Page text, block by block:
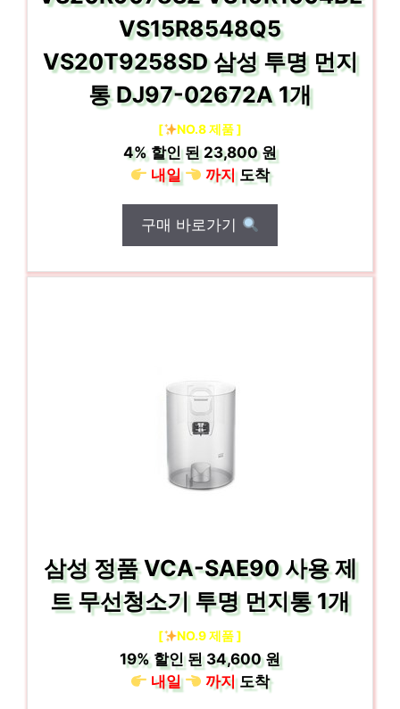
VS15R8548Q5
VS20T9258SD 삼성 투명 먼지
통 DJ97-02672A 1개
[ NO.8 제품 ]
4%할인 된23,800 원
내일
까지도착
구매 바로가기
삼성 정품 VCA-SAE90 사용 제
트 무선청소기 투명 먼지통 1개
[ NO.9 제품 ]
19%할인 된34,600 원
내일
까지도착